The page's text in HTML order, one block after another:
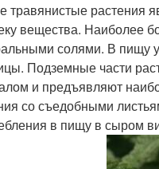
травянистые растения
вещества. Наиболее
солями. В пищу
Подземные части
и предъявляют
со съедобными
в пищу в сыром